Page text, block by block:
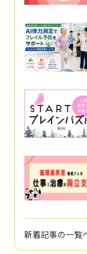
新着記事の一覧